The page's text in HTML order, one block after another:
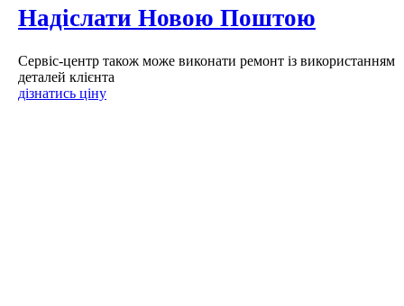
Надіслати Новою Поштою
Сервіс-центр також може виконати ремонт із використанням
деталей клієнта
дізнатись ціну